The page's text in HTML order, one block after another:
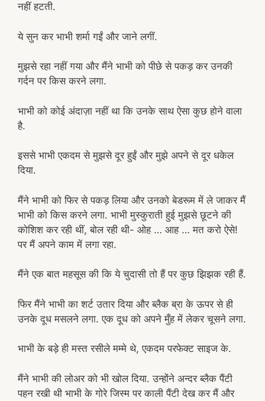
नहीं हटती.
ये सुन कर भाभी शर्मा गईं और जाने लगीं.
मुझसे रहा नहीं गया और मैंने भाभी को पीछे से पकड़ कर उनकी
गर्दन पर किस करने लगा.
भाभी को कोई अंदाज़ा नहीं था कि उनके साथ ऐसा कुछ होने वाला
है.
इससे भाभी एकदम से मुझसे दूर हुईं और मुझे अपने से दूर धकेल
दिया.
मैंने भाभी को फिर से पकड़ लिया और उनको बेडरूम में ले जाकर मैं
भाभी को किस करने लगा. भाभी मुस्कुराती हुई मुझसे छूटने की
कोशिश कर रही थीं, बोल रही थी- ओह … आह … मत करो ऐसे!
पर मैं अपने काम में लगा रहा.
मैंने एक बात महसूस की कि ये चुदासी तो हैं पर कुछ झिझक रही हैं.
फिर मैंने भाभी का शर्ट उतार दिया और ब्लैक ब्रा के ऊपर से ही
उनके दूध मसलने लगा. एक दूध को अपने मुँह में लेकर चूसने लगा.
भाभी के बड़े ही मस्त रसीले मम्मे थे, एकदम परफेक्ट साइज के.
मैंने भाभी की लोअर को भी खोल दिया. उन्होंने अन्दर ब्लैक पैंटी
पहन रखी थी भाभी के गोरे जिस्म पर काली पैंटी देख कर मैं और